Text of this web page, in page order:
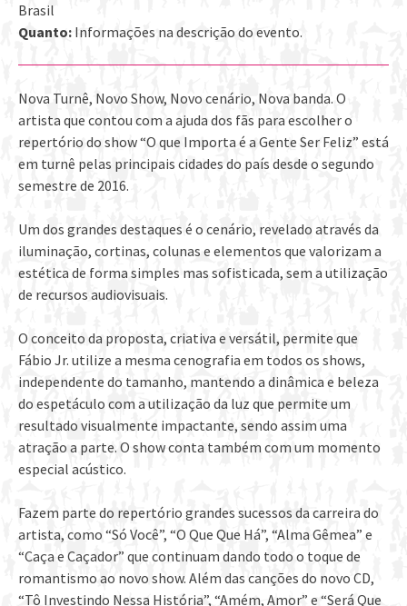
Brasil
Quanto: Informações na descrição do evento.
Nova Turnê, Novo Show, Novo cenário, Nova banda. O
artista que contou com a ajuda dos fãs para escolher o
repertório do show “O que Importa é a Gente Ser Feliz” está
em turnê pelas principais cidades do país desde o segundo
semestre de 2016.
Um dos grandes destaques é o cenário, revelado através da
iluminação, cortinas, colunas e elementos que valorizam a
estética de forma simples mas sofisticada, sem a utilização
de recursos audiovisuais.
O conceito da proposta, criativa e versátil, permite que
Fábio Jr. utilize a mesma cenografia em todos os shows,
independente do tamanho, mantendo a dinâmica e beleza
do espetáculo com a utilização da luz que permite um
resultado visualmente impactante, sendo assim uma
atração a parte. O show conta também com um momento
especial acústico.
Fazem parte do repertório grandes sucessos da carreira do
artista, como “Só Você”, “O Que Que Há”, “Alma Gêmea” e
“Caça e Caçador” que continuam dando todo o toque de
romantismo ao novo show. Além das canções do novo CD,
“Tô Investindo Nessa História”, “Amém, Amor” e “Será Que